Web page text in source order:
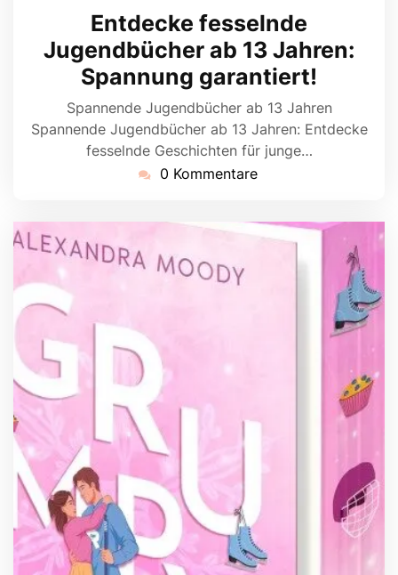
April
2026
Entdecke fesselnde
Jugendbücher ab 13 Jahren:
Spannung garantiert!
Spannende Jugendbücher ab 13 Jahren
Spannende Jugendbücher ab 13 Jahren: Entdecke
fesselnde Geschichten für junge…
0 Kommentare